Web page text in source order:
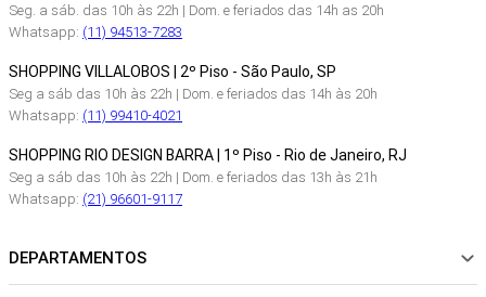
Seg. a sáb. das 10h às 22h | Dom. e feriados das 14h as 20h
Whatsapp: (11) 94513-7283
SHOPPING VILLALOBOS | 2º Piso - São Paulo, SP
Seg a sáb das 10h às 22h | Dom. e feriados das 14h às 20h
Whatsapp: (11) 99410-4021
SHOPPING RIO DESIGN BARRA | 1º Piso - Rio de Janeiro, RJ
Seg a sáb das 10h às 22h | Dom. e feriados das 13h às 21h
Whatsapp: (21) 96601-9117
DEPARTAMENTOS